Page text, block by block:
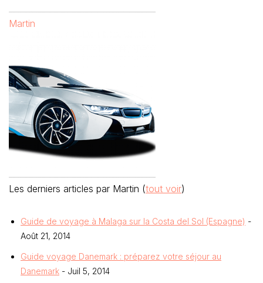
Martin
Les derniers articles par Martin (tout voir)
Guide de voyage à Malaga sur la Costa del Sol (Espagne) -
Août 21, 2014
Guide voyage Danemark : préparez votre séjour au
Danemark - Juil 5, 2014